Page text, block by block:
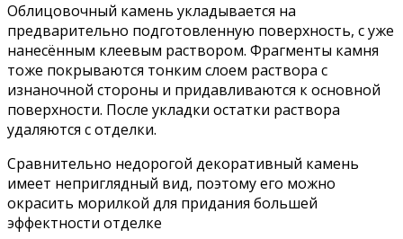
Облицовочный камень укладывается на
предварительно подготовленную поверхность, с уже
нанесённым клеевым раствором. Фрагменты камня
тоже покрываются тонким слоем раствора с
изнаночной стороны и придавливаются к основной
поверхности. После укладки остатки раствора
удаляются с отделки.
Сравнительно недорогой декоративный камень
имеет неприглядный вид, поэтому его можно
окрасить морилкой для придания большей
эффектности отделке